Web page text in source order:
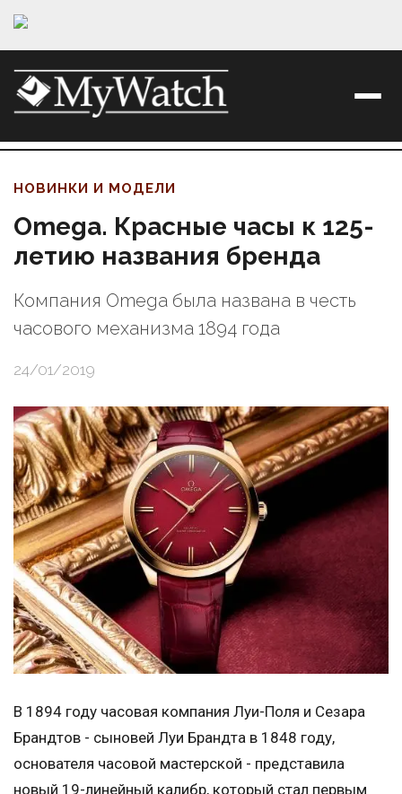
НОВИНКИ И МОДЕЛИ
Omega. Красные часы к 125-
летию названия бренда
Компания Omega была названа в честь
часового механизма 1894 года
24/01/2019
В 1894 году часовая компания Луи-Поля и Сезара
Брандтов - сыновей Луи Брандта в 1848 году,
основателя часовой мастерской - представила
новый 19-линейный калибр, который стал первым